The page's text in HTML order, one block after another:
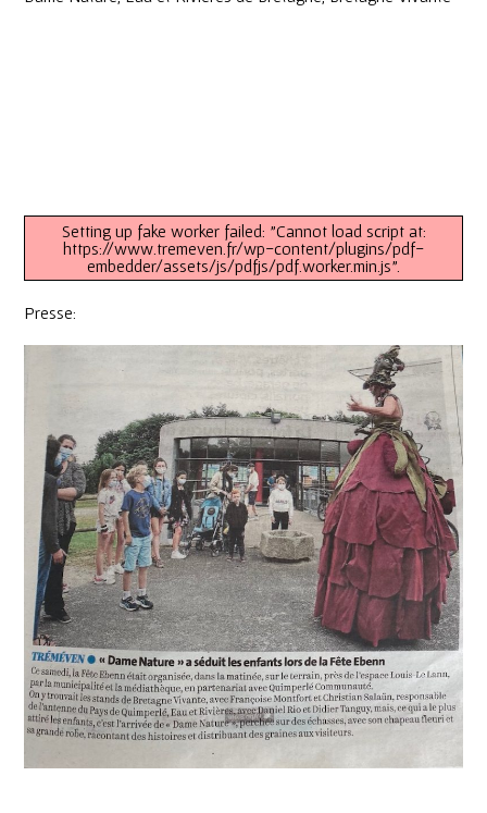
Setting up fake worker failed: "Cannot load script at:
https://www.tremeven.fr/wp-content/plugins/pdf-
embedder/assets/js/pdfjs/pdf.worker.min.js".
Presse: